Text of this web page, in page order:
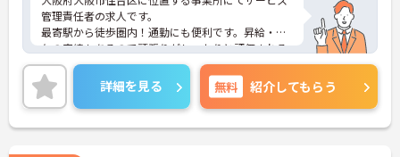
管理責任者の求人です。
最寄駅から徒歩圏内！通勤にも便利です。昇給・賞
与の実績もあるので頑張りがしっかりと評価される
環境です。
ご興味のある方には、面接対策ポイントなど、さら
に詳細をご案内しますのでお気軽にご相談くださ
い！
詳細を見る 無料 紹介してもらう